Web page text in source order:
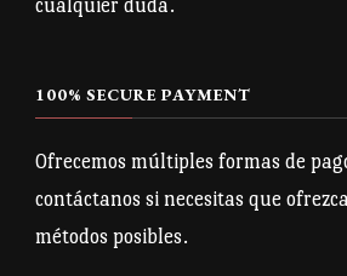
cualquier duda.
100% SECURE PAYMENT
Ofrecemos múltiples formas de
contáctanos si necesitas que
métodos posibles.